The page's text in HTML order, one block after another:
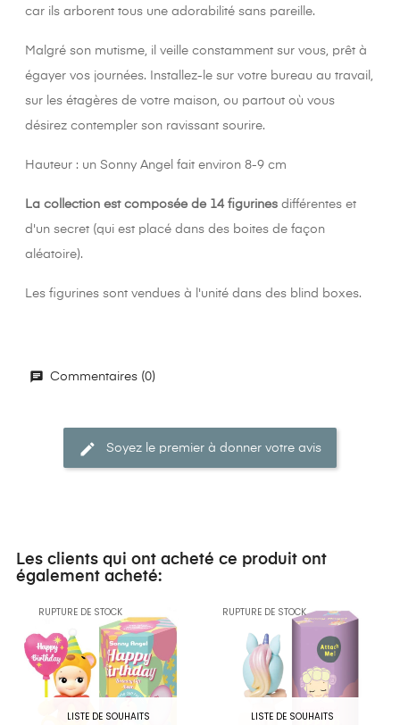
car ils arborent tous une adorabilité sans pareille.
Malgré son mutisme, il veille constamment sur vous, prêt à
égayer vos journées. Installez-le sur votre bureau au travail,
sur les étagères de votre maison, ou partout où vous
désirez contempler son ravissant sourire.
Hauteur : un Sonny Angel fait environ 8-9 cm
La collection est composée de 14 figurines différentes et
d'un secret (qui est placé dans des boites de façon
aléatoire).
Les figurines sont vendues à l'unité dans des blind boxes.
Commentaires (0)
Soyez le premier à donner votre avis
Les clients qui ont acheté ce produit ont
également acheté:
RUPTURE DE STOCK
LISTE DE SOUHAITS
RUPTURE DE STOCK
LISTE DE SOUHAITS